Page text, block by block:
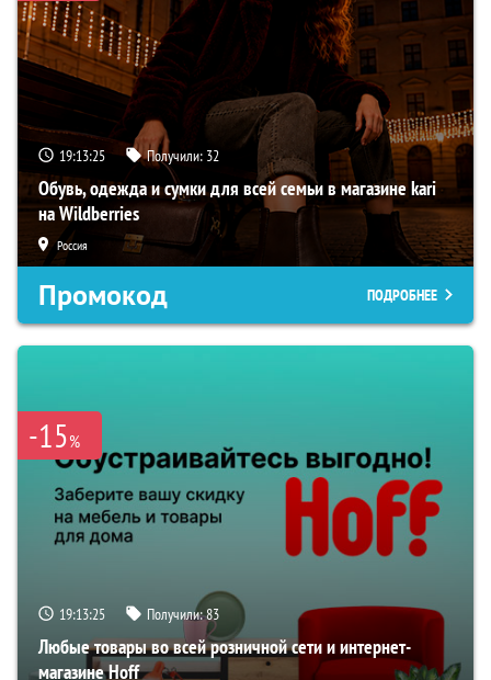
19:13:24 Получили: 32
Обувь, одежда и сумки для всей семьи в магазине kari
на Wildberries
Россия
Промокод ПОДРОБНЕЕ
-15%
19:13:24 Получили:83
Любые товары во всей розничной сети и интернет-
магазине Hoff